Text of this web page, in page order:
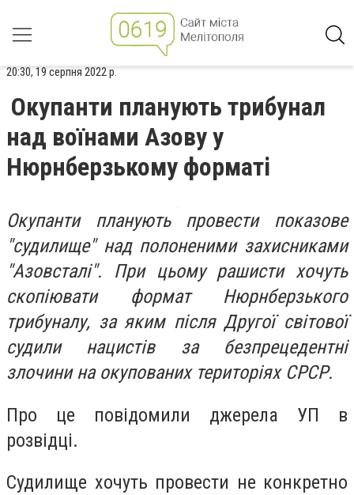
20:30, 19 серпня 2022 р.
Окупанти планують трибунал
над воїнами Азову у
Нюрнберзькому форматі
Окупанти планують провести показове
"судилище" над полоненими захисниками
"Азовсталі". При цьому рашисти хочуть
скопіювати формат Нюрнберзького
трибуналу, за яким після Другої світової
судили нацистів за безпрецедентні
злочини на окупованих територіях СРСР.
Про це повідомили джерела УП в
розвідці.
Судилище хочуть провести не конкретно